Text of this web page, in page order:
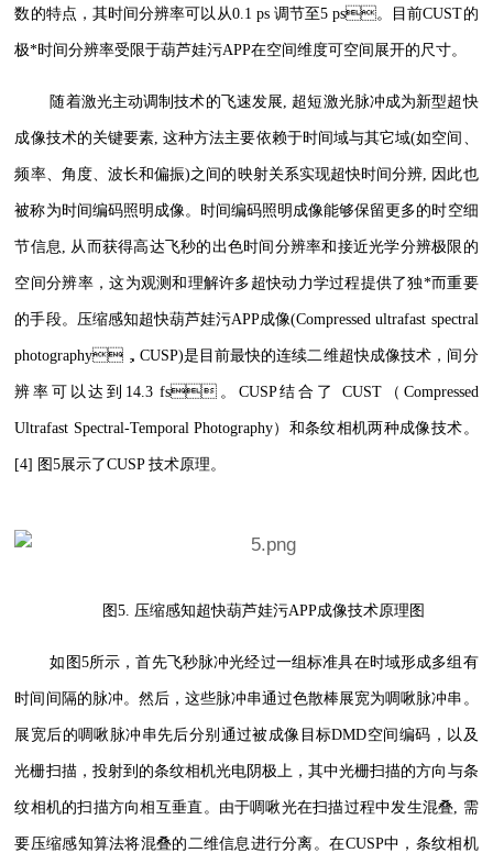
数的特点，其时间分辨率可以从0.1 ps 调节至5 ps。目前CUST的
极*时间分辨率受限于葫芦娃污APP在空间维度可空间展开的尺寸。
随着激光主动调制技术的飞速发展, 超短激光脉冲成为新型超快
成像技术的关键要素, 这种方法主要依赖于时间域与其它域(如空间、
频率、角度、波长和偏振)之间的映射关系实现超快时间分辨, 因此也
被称为时间编码照明成像。时间编码照明成像能够保留更多的时空细
节信息, 从而获得高达飞秒的出色时间分辨率和接近光学分辨极限的
空间分辨率，这为观测和理解许多超快动力学过程提供了独*而重要
的手段。压缩感知超快葫芦娃污APP成像(Compressed ultrafast spectral
photography，CUSP)是目前最快的连续二维超快成像技术，间分
辨率可以达到14.3 fs。CUSP结合了 CUST（Compressed
Ultrafast Spectral-Temporal Photography）和条纹相机两种成像技术。
[4] 图5展示了CUSP 技术原理。
图5. 压缩感知超快葫芦娃污APP成像技术原理图
如图5所示，首先飞秒脉冲光经过一组标准具在时域形成多组有
时间间隔的脉冲。然后，这些脉冲串通过色散棒展宽为啁啾脉冲串。
展宽后的啁啾脉冲串先后分别通过被成像目标DMD空间编码，以及
光栅扫描，投射到的条纹相机光电阴极上，其中光栅扫描的方向与条
纹相机的扫描方向相互垂直。由于啁啾光在扫描过程中发生混叠, 需
要压缩感知算法将混叠的二维信息进行分离。在CUSP中，条纹相机